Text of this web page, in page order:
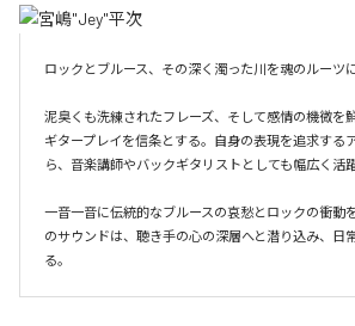
ロックとブルース、その深く濁った川を魂のルーツ
泥臭くも洗練されたフレーズ、そして感情の機微を
ギタープレイを信条とする。自身の表現を追求する
ら、音楽講師やバックギタリストとしても幅広く活躍
一音一音に伝統的なブルースの哀愁とロックの衝動
のサウンドは、聴き手の心の深層へと潜り込み、日
る。